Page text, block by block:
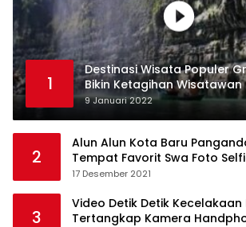
1
Destinasi Wisata Populer
Bikin Ketagihan Wisatawan
9 Januari 2022
2
Alun Alun Kota Baru
Tempat Favorit Swa Foto
17 Desember 2021
3
Video Detik Detik
Tertangkap Kamera